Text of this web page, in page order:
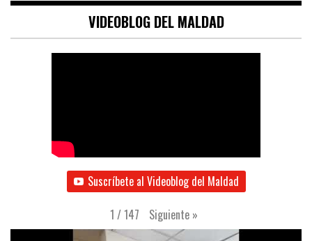
VIDEOBLOG DEL MALDAD
Suscríbete al Videoblog del Maldad
1 /147 Siguiente »